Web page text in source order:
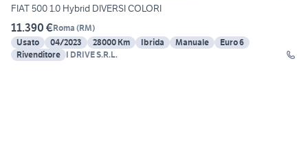
FIAT 500 1.0 Hybrid DIVERSI COLORI
11.390 €Roma (RM)
Usato
04/2023 28000 Km Ibrida Manuale
Euro 6
Rivenditore I DRIVE S.R.L.